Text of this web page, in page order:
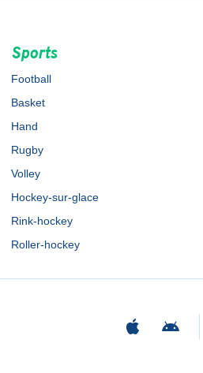
Sports
Football
Basket
Hand
Rugby
Volley
Hockey-sur-glace
Rink-hockey
Roller-hockey